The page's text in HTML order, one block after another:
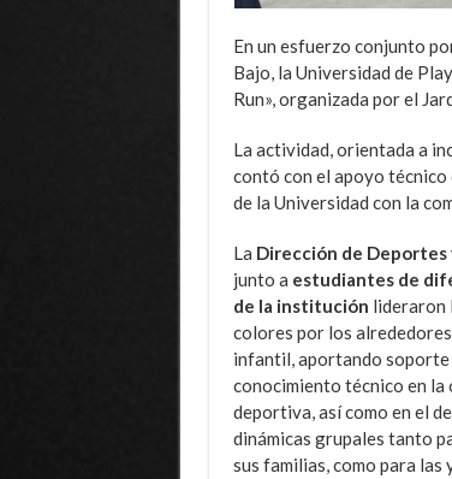
En un esfuerzo conjunto
Bajo, la Universidad de
Run», organizada por el
La actividad, orientada a
contó con el apoyo
de la Universidad con la
La Dirección de Deportes
junto a estudiantes de
de la institución lideraron
colores por los
infantil, aportando
conocimiento técnico en la
deportiva, así como en el
dinámicas grupales tanto
sus familias, como para